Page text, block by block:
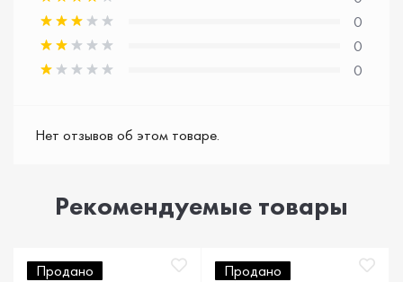
0
0
0
Нет отзывов об этом товаре.
Рекомендуемые товары
Продано
Продано